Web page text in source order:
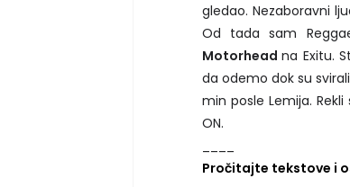
gledao. Nezaboravni
Od tada sam
Motorheadna Exitu.
da odemo dok su
min posle Lemija.
ON.
Pročitajte tekstove i